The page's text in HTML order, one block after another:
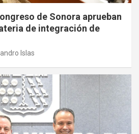
de Sonora aprueban
de integración de
Islas